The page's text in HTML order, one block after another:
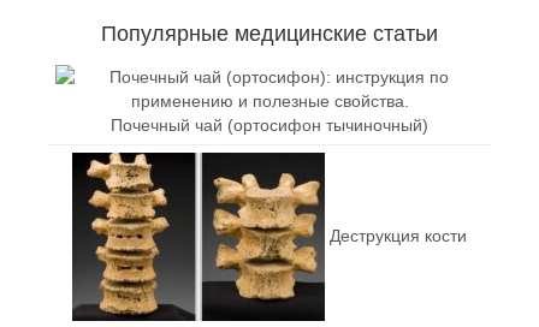
Популярные медицинские статьи
Почечный чай (ортосифон тычиночный)
Деструкция кости